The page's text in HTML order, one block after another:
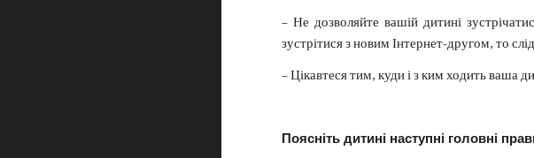
– Не дозволяйте вашій дитині
зустрітися з новим Інтернет-другом, то
– Цікавтеся тим, куди і з ким ходить ваша
Поясніть дитині наступні головні